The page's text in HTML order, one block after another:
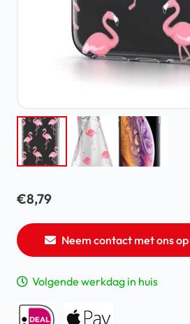
€8,79
Neem contact met ons op
Volgende werkdag in huis